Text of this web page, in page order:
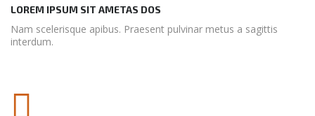
LOREM IPSUM SIT AMETAS DOS
Nam scelerisque apibus. Praesent pulvinar metus a sagittis
interdum.